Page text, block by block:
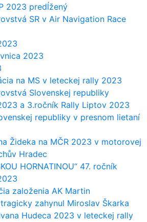
2023 predĺžený
SR v Air Navigation Race
2023
na MS v leteckej rally 2023
Slovenskej republiky
a 3.ročník Rally Liptov 2023
republiky v presnom lietaní
Žideka na MČR 2023 v motorovej
Hradec
HORNATINOU“ 47. ročník
založenia AK Martin
zahynul Miroslav Škarka
Hudeca 2023 v leteckej rally